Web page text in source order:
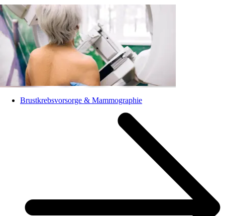
Brustkrebsvorsorge & Mammographie